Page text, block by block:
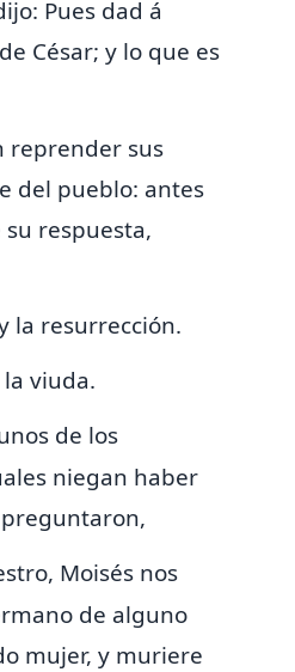
Pues dad á
César; y lo que es
reprender sus
del pueblo: antes
respuesta,
la resurrección.
viuda.
de los
niegan haber
Moisés nos
de alguno
mujer, y muriere